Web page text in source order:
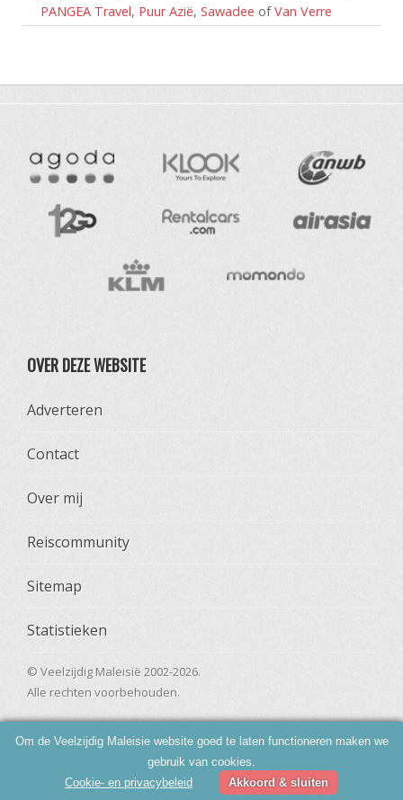
PANGEA Travel, Puur Azië, Sawadee ofVan Verre
OVER DEZE WEBSITE
Adverteren
Contact
Over mij
Reiscommunity
Sitemap
Statistieken
© Veelzijdig Maleisië 2002-2026.
Alle rechten voorbehouden.
Om de Veelzijdig Maleisie website goed te laten functioneren maken we
gebruik van cookies.
Cookie- en privacybeleid
Akkoord & sluiten